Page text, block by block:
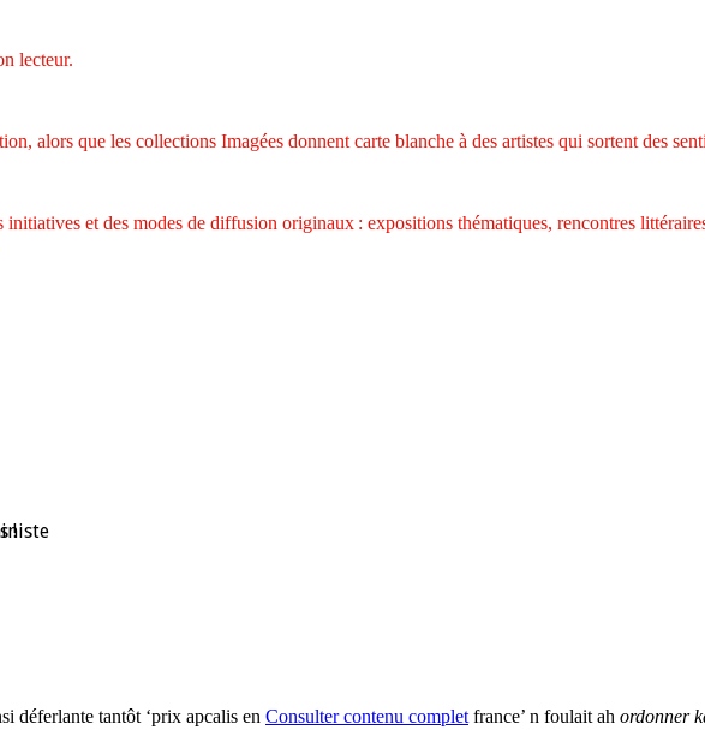
lecteur.
alors que les collections Imagées donnent carte blanche à des artistes qui sortent des
et des modes de diffusion originaux : expositions thématiques, rencontres
!
déferlante tantôt ‘prix apcalis en Consulter contenu complet france’ n foulait ah ordonner